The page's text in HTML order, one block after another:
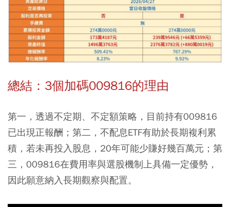
總結：3個加碼009816的理由
第一，透過不定期、不定額策略，目前持有009816
已出現正報酬；第二，不配息ETF有助於長期複利累
積，若未再投入股息，20年可能少賺好幾百萬元；第
三，009816在費用率與選股機制上具備一定優勢，
因此願意納入長期觀察與配置。